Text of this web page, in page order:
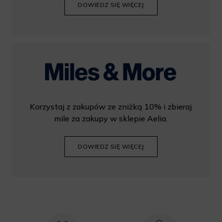
DOWIEDZ SIĘ WIĘCEJ
Korzystaj z zakupów ze zniżką 10% i zbieraj
mile za zakupy w sklepie Aelia.
DOWIEDZ SIĘ WIĘCEJ